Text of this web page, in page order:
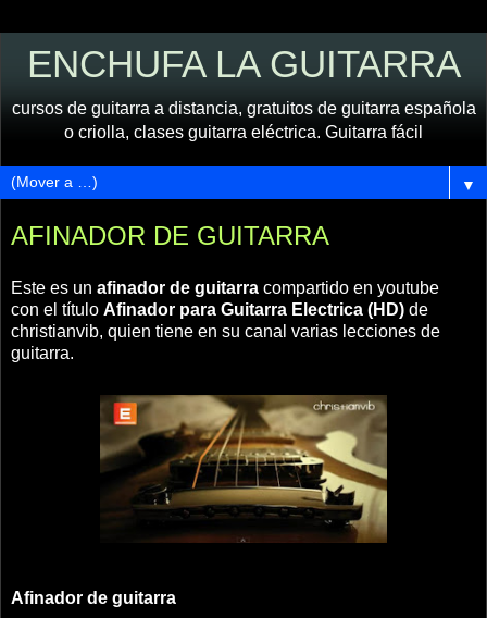
ENCHUFA LA GUITARRA
cursos de guitarra a distancia, gratuitos de guitarra española
o criolla, clases guitarra eléctrica. Guitarra fácil
▼
AFINADOR DE GUITARRA
Este es un afinador de guitarra compartido en youtube
con el título Afinador para Guitarra Electrica (HD) de
christianvib, quien tiene en su canal varias lecciones de
guitarra.
Afinador de guitarra